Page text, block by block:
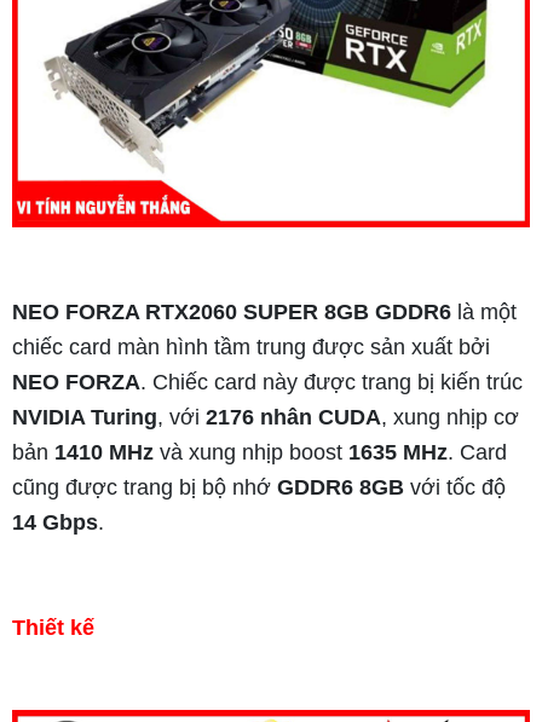
NEO FORZA RTX2060 SUPER 8GB GDDR6 là một
chiếc card màn hình tầm trung được sản xuất bởi
NEO FORZA. Chiếc card này được trang bị kiến trúc
NVIDIA Turing, với 2176 nhân CUDA, xung nhịp cơ
bản 1410 MHz và xung nhịp boost 1635 MHz. Card
cũng được trang bị bộ nhớ GDDR6 8GB với tốc độ
14 Gbps.
Thiết kế